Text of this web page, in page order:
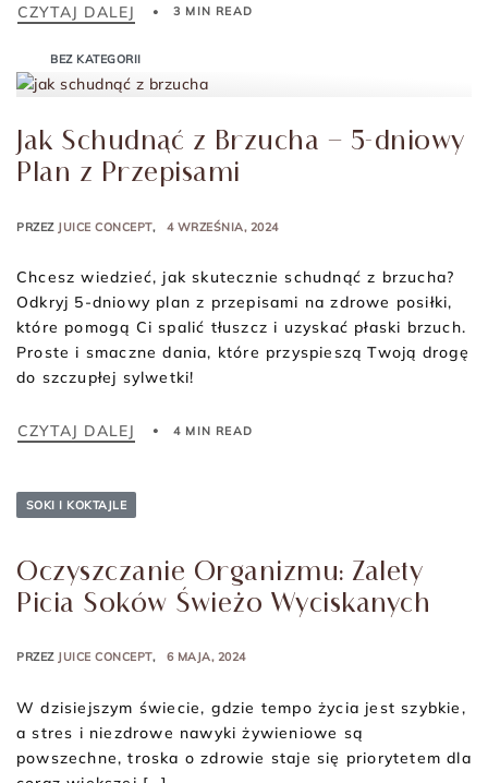
CZYTAJ DALEJ 3 MIN READ
BEZ KATEGORII
Jak Schudnąć z Brzucha – 5-dniowy
Plan z Przepisami
PRZEZ JUICE CONCEPT 4 WRZEŚNIA, 2024
Chcesz wiedzieć, jak skutecznie schudnąć z brzucha?
Odkryj 5-dniowy plan z przepisami na zdrowe posiłki,
które pomogą Ci spalić tłuszcz i uzyskać płaski brzuch.
Proste i smaczne dania, które przyspieszą Twoją drogę
do szczupłej sylwetki!
CZYTAJ DALEJ 4 MIN READ
SOKI I KOKTAJLE
Oczyszczanie Organizmu: Zalety
Picia Soków Świeżo Wyciskanych
PRZEZ JUICE CONCEPT 6 MAJA, 2024
W dzisiejszym świecie, gdzie tempo życia jest szybkie,
a stres i niezdrowe nawyki żywieniowe są
powszechne, troska o zdrowie staje się priorytetem dla